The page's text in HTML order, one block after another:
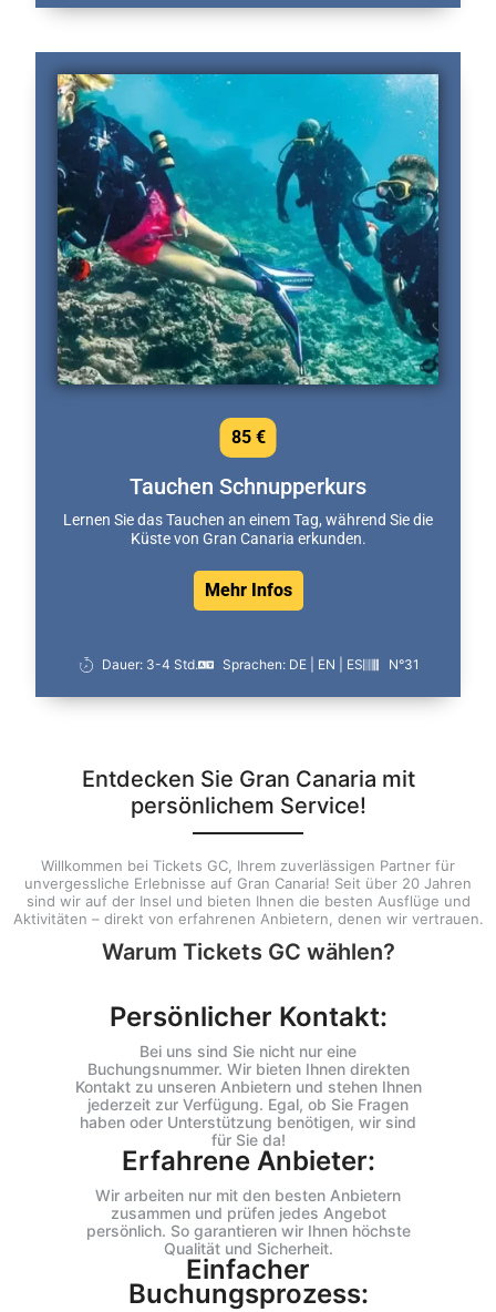
Tauchen Schnupperkurs
Lernen Sie das Tauchen an einem Tag, während Sie die
Küste von Gran Canaria erkunden.
Mehr Infos
85 €
Dauer: 3-4 Std. Sprachen: DE | EN | ES N°31
Entdecken Sie Gran Canaria mit
persönlichem Service!
Willkommen bei Tickets GC, Ihrem zuverlässigen Partner für
unvergessliche Erlebnisse auf Gran Canaria! Seit über 20 Jahren
sind wir auf der Insel und bieten Ihnen die besten Ausflüge und
Aktivitäten – direkt von erfahrenen Anbietern, denen wir vertrauen.
Warum Tickets GC wählen?
Persönlicher Kontakt:
Bei uns sind Sie nicht nur eine
Buchungsnummer. Wir bieten Ihnen direkten
Kontakt zu unseren Anbietern und stehen Ihnen
jederzeit zur Verfügung. Egal, ob Sie Fragen
haben oder Unterstützung benötigen, wir sind
für Sie da!
Erfahrene Anbieter:
Wir arbeiten nur mit den besten Anbietern
zusammen und prüfen jedes Angebot
persönlich. So garantieren wir Ihnen höchste
Qualität und Sicherheit.
Einfacher
Buchungsprozess: